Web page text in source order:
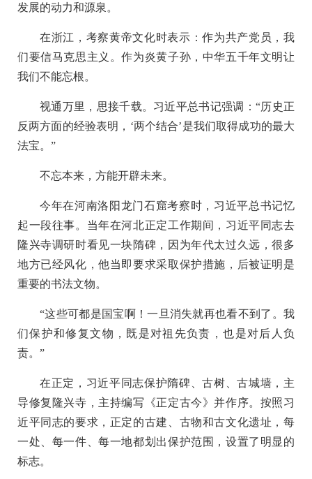
发展的动力和源泉。
在浙江，考察黄帝文化时表示：作为共产党员，我
们要信马克思主义。作为炎黄子孙，中华五千年文明让
我们不能忘根。
视通万里，思接千载。习近平总书记强调：“历史正
反两方面的经验表明，‘两个结合’是我们取得成功的最大
法宝。”
不忘本来，方能开辟未来。
今年在河南洛阳龙门石窟考察时，习近平总书记忆
起一段往事。当年在河北正定工作期间，习近平同志去
隆兴寺调研时看见一块隋碑，因为年代太过久远，很多
地方已经风化，他当即要求采取保护措施，后被证明是
重要的书法文物。
“这些可都是国宝啊！一旦消失就再也看不到了。我
们保护和修复文物，既是对祖先负责，也是对后人负
责。”
在正定，习近平同志保护隋碑、古树、古城墙，主
导修复隆兴寺，主持编写《正定古今》并作序。按照习
近平同志的要求，正定的古建、古物和古文化遗址，每
一处、每一件、每一地都划出保护范围，设置了明显的
标志。